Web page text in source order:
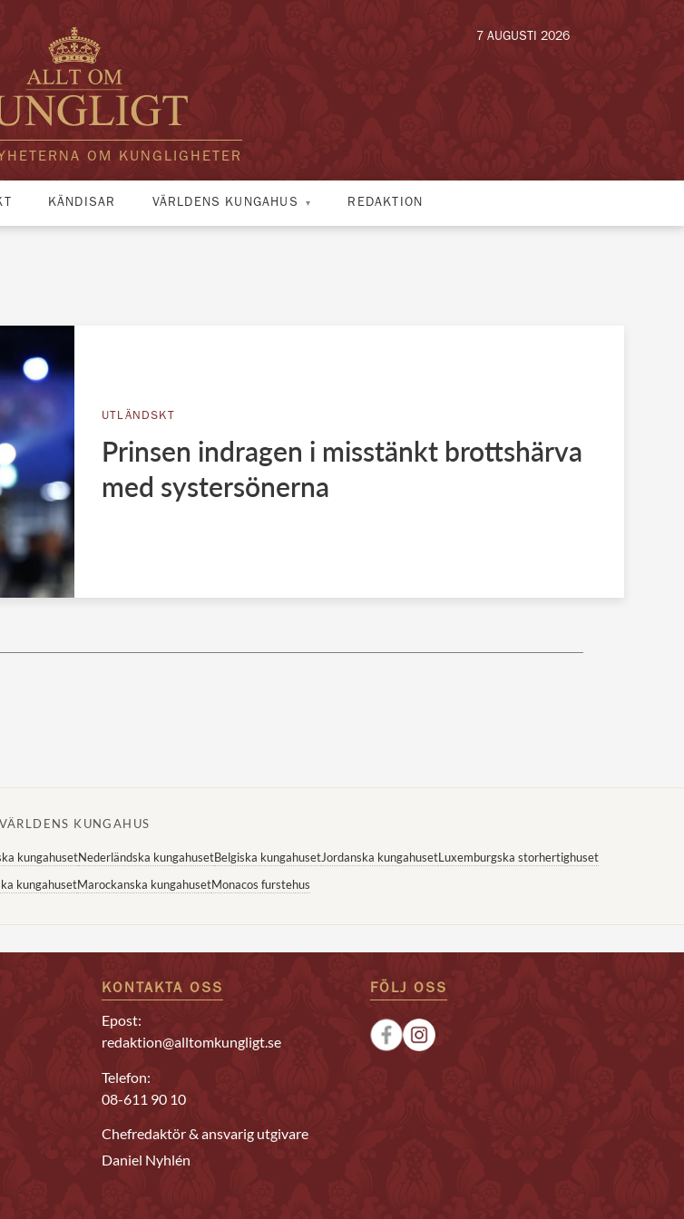
OM KUNGLIGHETER
7 AUGUSTI 2026
KÄNDISAR VÄRLDENS KUNGAHUS REDAKTION
UTLÄNDSKT
Prinsen indragen i misstänkt brottshärva
med systersönerna
VÄRLDENS KUNGAHUS
kungahusetNederländska kungahusetBelgiska kungahusetJordanska kungahusetLuxemburgska storhertighuset
kungahusetMarockanska kungahusetMonacos furstehus
KONTAKTA OSS
Epost:
redaktion@alltomkungligt.se
Telefon:
08-611 90 10
Chefredaktör & ansvarig utgivare
Daniel Nyhlén
FÖLJ OSS